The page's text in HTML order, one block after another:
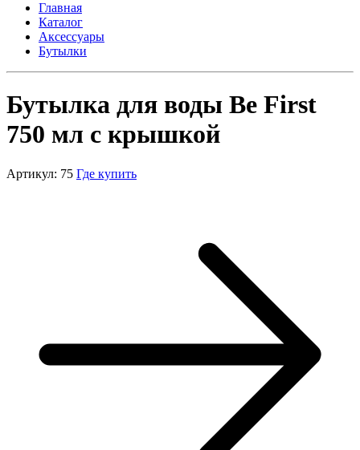
Главная
Каталог
Аксессуары
Бутылки
Бутылка для воды Be First
750 мл с крышкой
Артикул: 75 Где купить